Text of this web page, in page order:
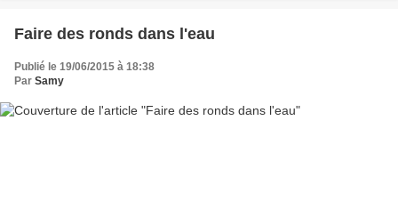
Faire des ronds dans l'eau
Publié le 19/06/2015 à 18:38
Par Samy